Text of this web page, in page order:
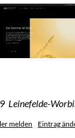
Leinefelde-
melden Eintrag